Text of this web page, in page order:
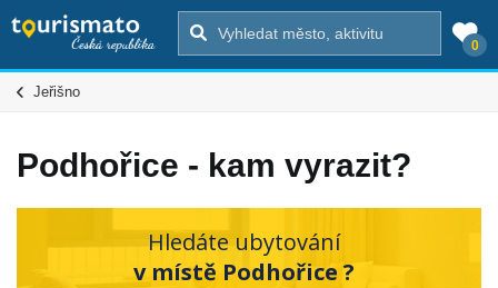
0
Jeřišno
Podhořice - kam vyrazit?
Hledáte ubytování
v místě Podhořice ?